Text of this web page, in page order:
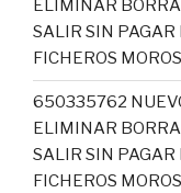
ELIMINAR
SALIR SIN
FICHEROS
650335762
ELIMINAR
SALIR SIN PAGAR
FICHEROS